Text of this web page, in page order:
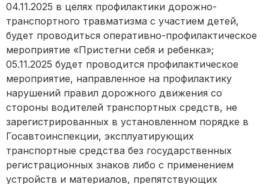
04.11.2025 в целях профилактики дорожно-
транспортного травматизма с участием детей,
будет проводиться оперативно-профилактическое
мероприятие «Пристегни себя и ребенка»;
05.11.2025 будет проводится профилактическое
мероприятие, направленное на профилактику
нарушений правил дорожного движения со
стороны водителей транспортных средств, не
зарегистрированных в установленном порядке в
Госавтоинспекции, эксплуатирующих
транспортные средства без государственных
регистрационных знаков либо с применением
устройств и материалов, препятствующих